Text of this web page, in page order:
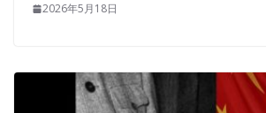
2026年5月18日